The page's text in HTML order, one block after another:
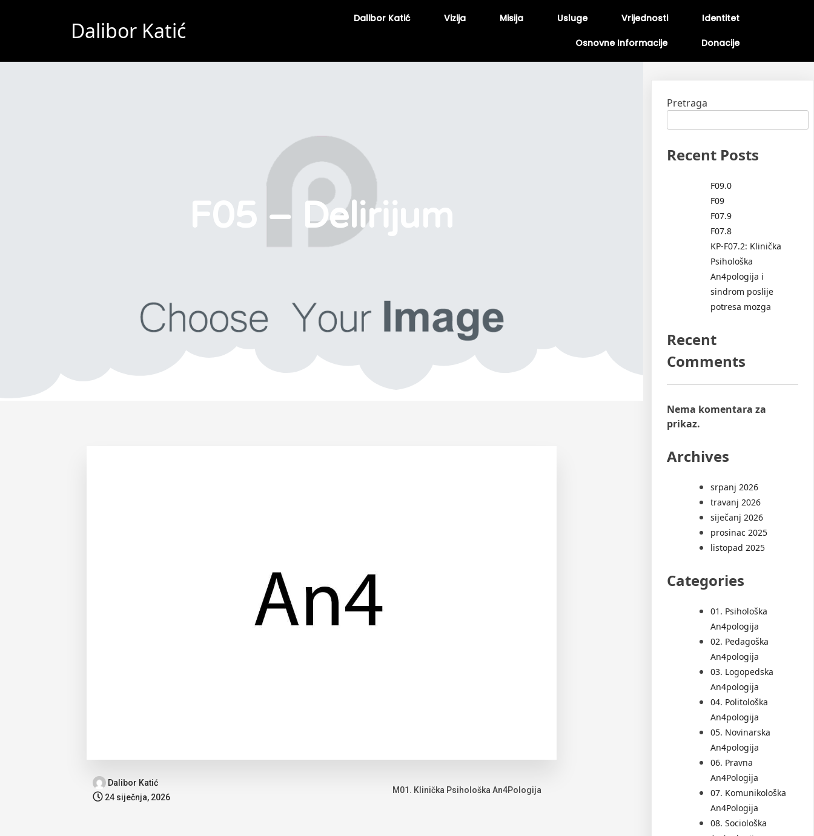
Dalibor Katić Dalibor Katić Vizija Misija Usluge Vrijednosti Identitet
Osnovne Informacije Donacije
F05 – Delirijum
Dalibor Katić
24 siječnja, 2026
M01. Klinička Psihološka An4Pologija
Pretraga
Recent Posts
F09.0
F09
F07.9
F07.8
KP-F07.2: Klinička
Psihološka
An4pologija i
sindrom poslije
potresa mozga
Recent
Comments
Nema komentara za
prikaz.
Archives
srpanj 2026
travanj 2026
siječanj 2026
prosinac 2025
listopad 2025
Categories
01. Psihološka
An4pologija
02. Pedagoška
An4pologija
03. Logopedska
An4pologija
04. Politološka
An4pologija
05. Novinarska
An4pologija
06. Pravna
An4Pologija
07. Komunikološka
An4Pologija
08. Sociološka